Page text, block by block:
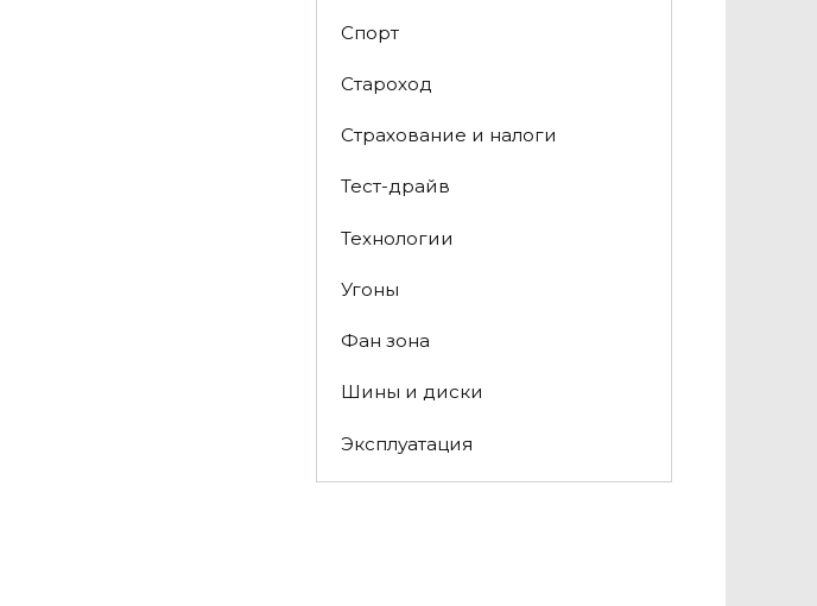
Спорт
Староход
Страхование и налоги
Тест-драйв
Технологии
Угоны
Фан зона
Шины и диски
Эксплуатация